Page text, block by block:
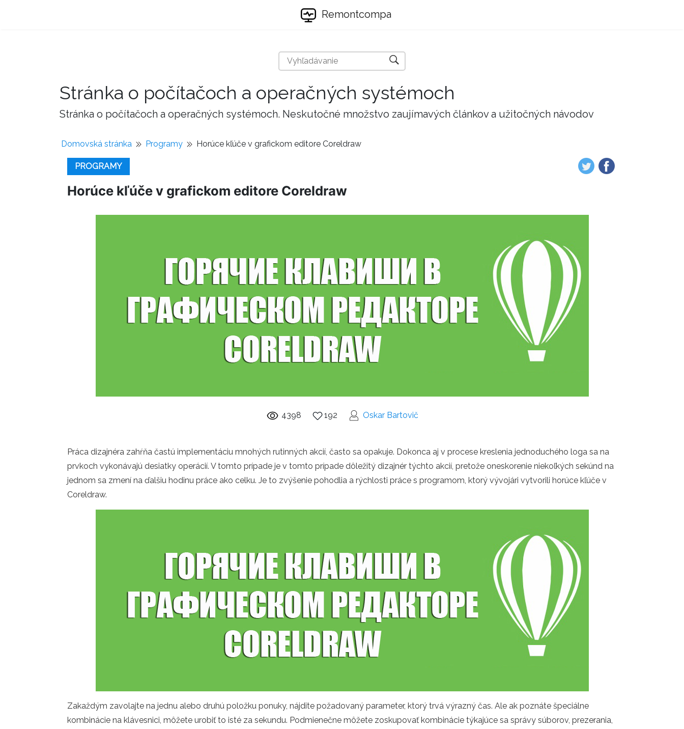
Remontcompa
Stránka o počítačoch a operačných systémoch
Stránka o počítačoch a operačných systémoch. Neskutočné množstvo zaujímavých článkov a užitočných návodov
Domovská stránka Programy Horúce kľúče v grafickom editore Coreldraw
PROGRAMY
Horúce kľúče v grafickom editore Coreldraw
4398 192 Oskar Bartovič
Práca dizajnéra zahŕňa častú implementáciu mnohých rutinných akcií, často sa opakuje. Dokonca aj v procese kreslenia jednoduchého loga sa na
prvkoch vykonávajú desiatky operácií. V tomto prípade je v tomto prípade dôležitý dizajnér týchto akcií, pretože oneskorenie niekoľkých sekúnd na
jednom sa zmení na ďalšiu hodinu práce ako celku. Je to zvýšenie pohodlia a rýchlosti práce s programom, ktorý vývojári vytvorili horúce kľúče v
Coreldraw.
Zakaždým zavolajte na jednu alebo druhú položku ponuky, nájdite požadovaný parameter, ktorý trvá výrazný čas. Ale ak poznáte špeciálne
kombinácie na klávesnici, môžete urobiť to isté za sekundu. Podmienečne môžete zoskupovať kombinácie týkajúce sa správy súborov, prezerania,